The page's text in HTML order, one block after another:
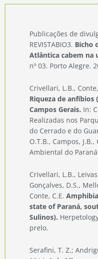
Publicações de
REVISTABIO3. Bicho
Atlântica cabem na
nº 03. Porto Alegre.
Crivellari, L.B.,
Riqueza de
Campos Gerais. In:
Realizadas nos
do Cerrado e do
O.T.B., Campos,
Ambiental do
Crivellari, L.B.,
Gonçalves, D.S.,
Conte, C.E.
state of Paraná,
Sulinos).
prelo.
Serafini, T. Z.;